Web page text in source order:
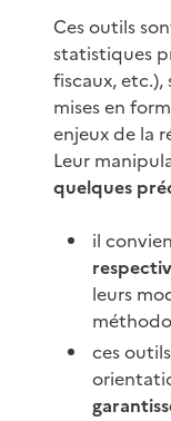
Ces outils
statistiques
fiscaux,
mises en
enjeux de la
Leur
quelques
il
leurs
ces